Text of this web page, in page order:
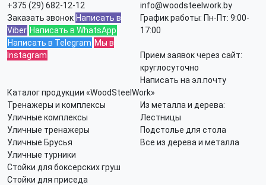
+375 (29) 682-12-12
Заказать звонок Написать в
Viber Написать в WhatsApp
Написать в Telegram Мы в
Instagram
info@woodsteelwork.by
График работы: Пн-Пт: 9:00-
17:00
Прием заявок через сайт:
круглосуточно
Написать на эл.почту
Каталог продукции «WoodSteelWork»
Тренажеры и комплексы
Уличные комплексы
Уличные тренажеры
Уличные Брусья
Уличные турники
Стойки для боксерских груш
Стойки для приседа
Из металла и дерева:
Лестницы
Подстолье для стола
Все из дерева и металла